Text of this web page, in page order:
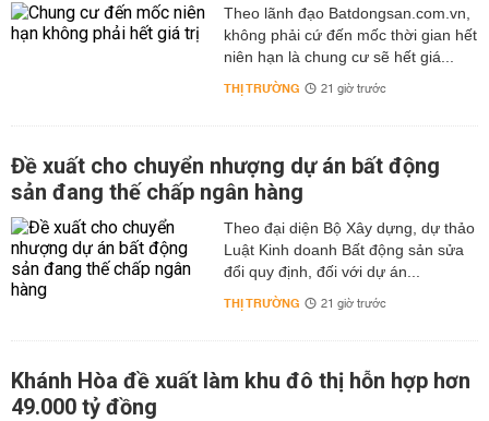
Theo lãnh đạo Batdongsan.com.vn,
không phải cứ đến mốc thời gian hết
niên hạn là chung cư sẽ hết giá...
THỊ TRƯỜNG 21 giờ trước
Đề xuất cho chuyển nhượng dự án bất động
sản đang thế chấp ngân hàng
Theo đại diện Bộ Xây dựng, dự thảo
Luật Kinh doanh Bất động sản sửa
đổi quy định, đối với dự án...
THỊ TRƯỜNG 21 giờ trước
Khánh Hòa đề xuất làm khu đô thị hỗn hợp hơn
49.000 tỷ đồng